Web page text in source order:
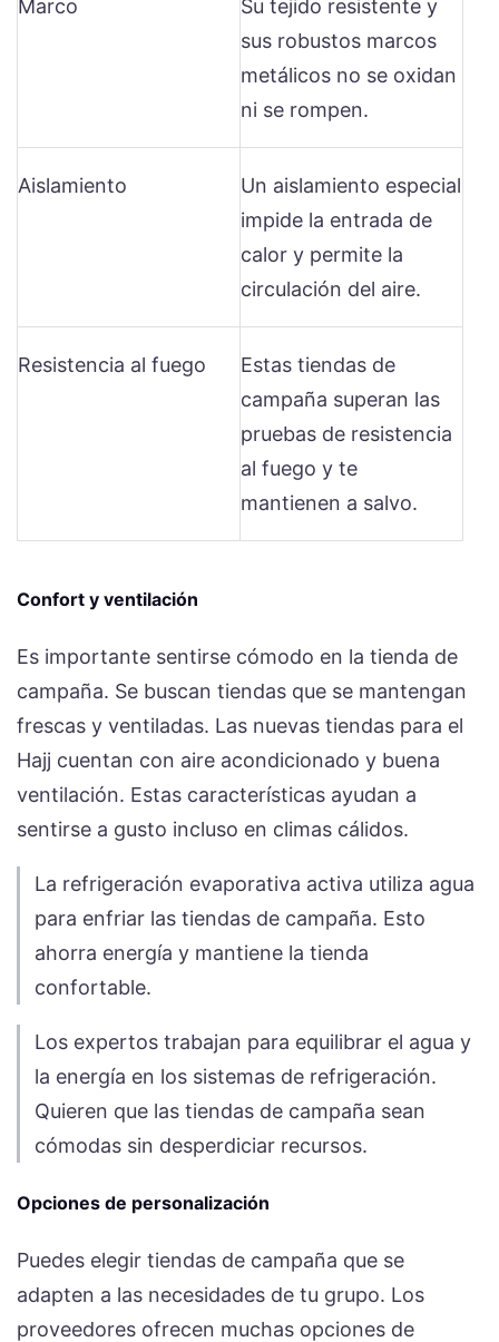
Marco
Su tejido resistente y
sus robustos marcos
metálicos no se oxidan
ni se rompen.
Aislamiento
Un aislamiento especial
impide la entrada de
calor y permite la
circulación del aire.
Resistencia al fuego
Estas tiendas de
campaña superan las
pruebas de resistencia
al fuego y te
mantienen a salvo.
Confort y ventilación
Es importante sentirse cómodo en la tienda de
campaña. Se buscan tiendas que se mantengan
frescas y ventiladas. Las nuevas tiendas para el
Hajj cuentan con aire acondicionado y buena
ventilación. Estas características ayudan a
sentirse a gusto incluso en climas cálidos.
La refrigeración evaporativa activa utiliza agua
para enfriar las tiendas de campaña. Esto
ahorra energía y mantiene la tienda
confortable.
Los expertos trabajan para equilibrar el agua y
la energía en los sistemas de refrigeración.
Quieren que las tiendas de campaña sean
cómodas sin desperdiciar recursos.
Opciones de personalización
Puedes elegir tiendas de campaña que se
adapten a las necesidades de tu grupo. Los
proveedores ofrecen muchas opciones de